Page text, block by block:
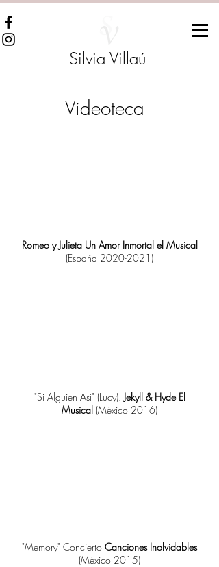
Silvia Villaú
Videoteca
Romeo y Julieta Un Amor Inmortal el Musical
(España 2020-2021)
"Si Alguien Así" (Lucy).Jekyll & Hyde El
Musical (México 2016)
"Memory" Concierto Canciones Inolvidables
(México 2015)